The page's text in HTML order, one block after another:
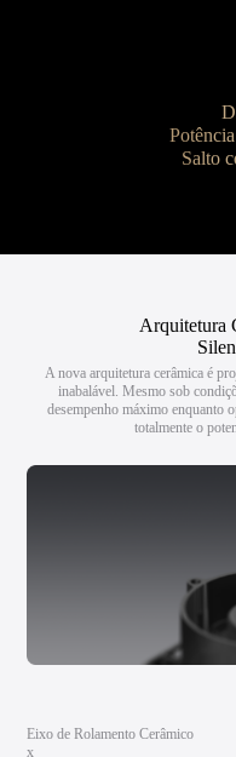
Salto
Arquitetura
A nova arquitetura cerâmica é
inabalável. Mesmo sob
desempenho máximo enquanto
totalmente o
Eixo de Rolamento Cerâmico
x